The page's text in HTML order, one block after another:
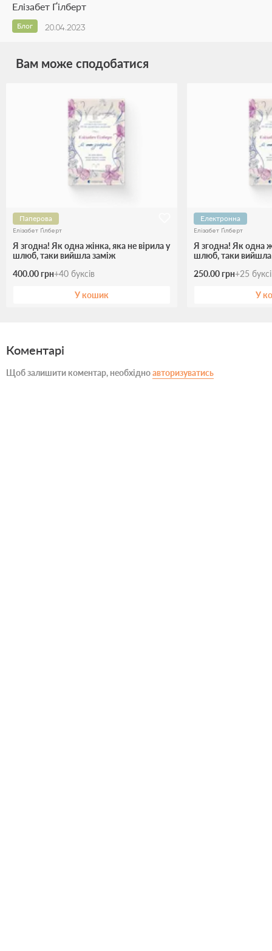
Елізабет Ґілберт
20.04.2023
Блог
Вам може сподобатися
Паперова
Елізабет Ґілберт
Я згодна! Як одна жінка, яка не вірила у
шлюб, таки вийшла заміж
400.00 грн+40 буксів
У кошик
Електронна
Елізабет Ґілберт
Я згодна! Як одна
шлюб, таки вийшла
250.00 грн+25
У
Коментарі
Щоб залишити коментар, необхідноавторизуватись